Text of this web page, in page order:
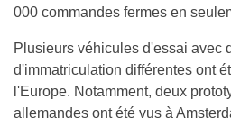
000 commandes fermes en
Plusieurs véhicules d'essai avec
d'immatriculation différentes ont
l'Europe. Notamment, deux
allemandes ont été vus à